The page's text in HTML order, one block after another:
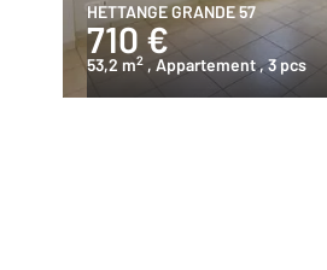
HETTANGE GRANDE 57
710 €
53,2 m2 , Appartement, 3 pcs